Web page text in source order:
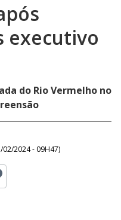
executivo
do Rio Vermelho no
02/2024 - 09H47)